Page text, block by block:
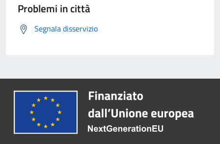
Problemi in città
Segnala disservizio